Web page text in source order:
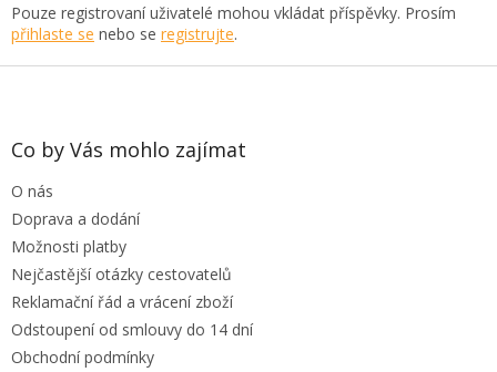
Pouze registrovaní uživatelé mohou vkládat příspěvky. Prosím
přihlaste se nebo se registrujte.
Z
Co by Vás mohlo zajímat
O nás
Doprava a dodání
Možnosti platby
Nejčastější otázky cestovatelů
Reklamační řád a vrácení zboží
Odstoupení od smlouvy do 14 dní
Obchodní podmínky